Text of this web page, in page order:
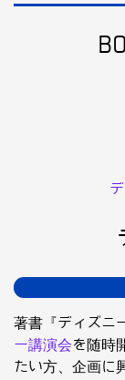
著書『ディズニ
ー講演会を随時
たい方、企画に